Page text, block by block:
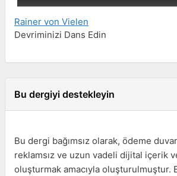
Rainer von Vielen
Devriminizi Dans Edin
Bu dergiyi destekleyin
Bu dergi bağımsız olarak, ödeme
reklamsız ve uzun vadeli dijital içerik
oluşturmak amacıyla oluşturulmuştur.